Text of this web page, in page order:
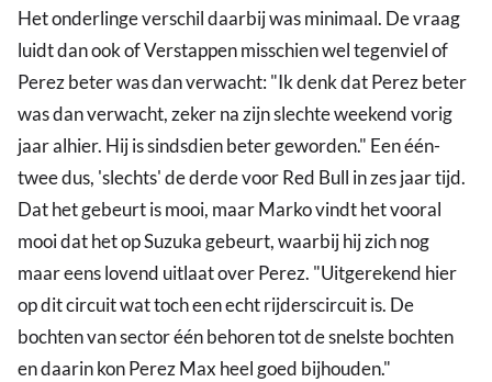
Het onderlinge verschil daarbij was minimaal. De vraag
luidt dan ook of Verstappen misschien wel tegenviel of
Perez beter was dan verwacht: "Ik denk dat Perez beter
was dan verwacht, zeker na zijn slechte weekend vorig
jaar alhier. Hij is sindsdien beter geworden." Een één-
twee dus, 'slechts' de derde voor Red Bull in zes jaar tijd.
Dat het gebeurt is mooi, maar Marko vindt het vooral
mooi dat het op Suzuka gebeurt, waarbij hij zich nog
maar eens lovend uitlaat over Perez. "Uitgerekend hier
op dit circuit wat toch een echt rijderscircuit is. De
bochten van sector één behoren tot de snelste bochten
en daarin kon Perez Max heel goed bijhouden."